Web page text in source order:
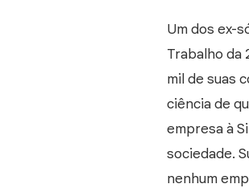
Um dos ex-
Trabalho da
mil de suas
ciência de
empresa à
sociedade.
nenhum